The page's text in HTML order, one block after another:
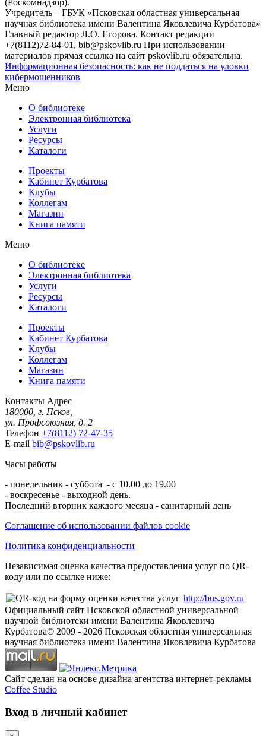
Учредитель – ГБУК «Псковская областная универсальная
научная библиотека имени Валентина Яковлевича Курбатова»
Главный редактор Л.О. Егорова. Контакт редакции
+7(8112)72-84-01, bib@pskovlib.ru При использовании
материалов прямая ссылка на сайт pskovlib.ru обязательна.
Информационная безопасность: как не поддаться на уловки
кибермошенников
Меню
О библиотеке
Электронная библиотека
Услуги
Ресурсы
Каталоги
Проекты
Кабинет Курбатова
Клубы
Коллегам
Магазин
Книга памяти
Меню
О библиотеке
Электронная библиотека
Услуги
Ресурсы
Каталоги
Проекты
Кабинет Курбатова
Клубы
Коллегам
Магазин
Книга памяти
Контакты Адрес
180000, г. Псков,
ул. Профсоюзная, д. 2
Телефон +7(8112) 72-47-35
E-mail bib@pskovlib.ru
Часы работы
- понедельник - суббота - с 10.00 до 19.00
- воскресенье - выходной день.
Последний вторник каждого месяца - санитарный день
Соглашение об использовании файлов cookie
Политика конфиденциальности
Независимая оценка качества предоставления услуг по QR-
коду или по ссылке ниже:
http://bus.gov.ru
Официальный сайт Псковской областной универсальной
научной библиотеки имени Валентина Яковлевича
Курбатова© 2009 - 2026 Псковская областная универсальная
научная библиотека имени Валентина Яковлевича Курбатова
Сайт сделан на основе дизайна агентства интернет-рекламы
Coffee Studio
Вход в личный кабинет